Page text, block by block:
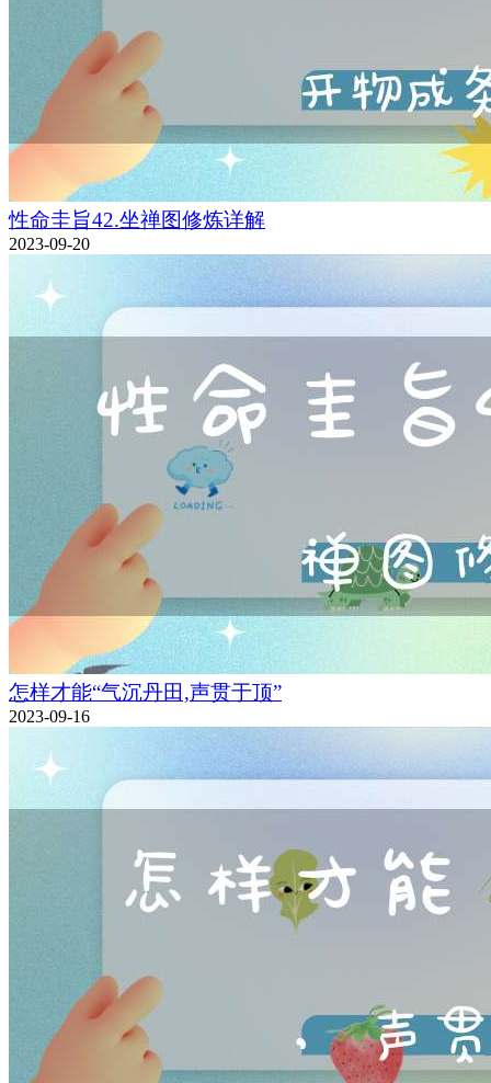
性命圭旨42.坐禅图修炼详解
2023-09-20
怎样才能“气沉丹田,声贯于顶”
2023-09-16